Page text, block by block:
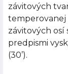
závitových
temperovanej
závitových osí
predpismi
(30’).